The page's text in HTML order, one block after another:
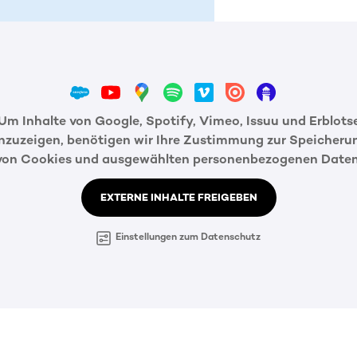
Inhalte von Google, Spotify, Vimeo, Issuu und
benötigen wir Ihre Zustimmung zur
Cookies und ausgewählten personenbezogenen
EXTERNE INHALTE FREIGEBEN
Einstellungen zum Datenschutz